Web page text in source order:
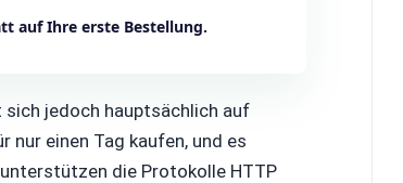
auf Ihre erste Bestellung.
sich jedoch hauptsächlich auf
nur einen Tag kaufen, und es
die Protokolle HTTP